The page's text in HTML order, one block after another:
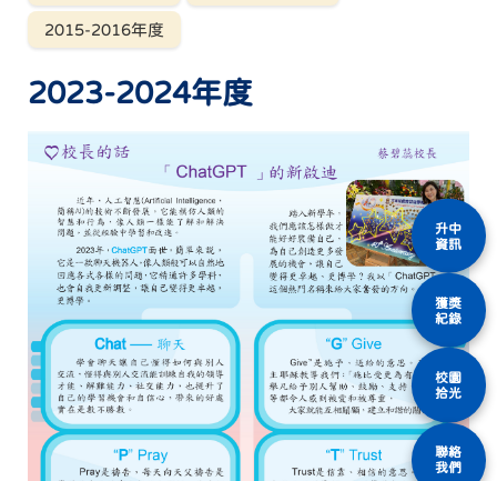
2015-2016年度
2023-2024年度
升中
資訊
獲獎
紀錄
校園
拾光
聯絡
我們